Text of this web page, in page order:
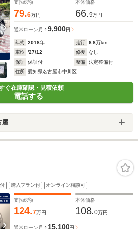
支払総額
79.6万円
本体価格
66.9万円
通常ローン 月々9,900円
年式 2018年 走行 6.8万km
車検
'27/12 修復
なし
保証
保証付 整備
法定整備付
住所
愛知県名古屋市中川区
ぐ在庫確認・見積依頼
電話する
屋
購入プラン付 オンライン相談可
支払総額
124.7万円
本体価格
108.0万円
通常ローン 月々 15,100円